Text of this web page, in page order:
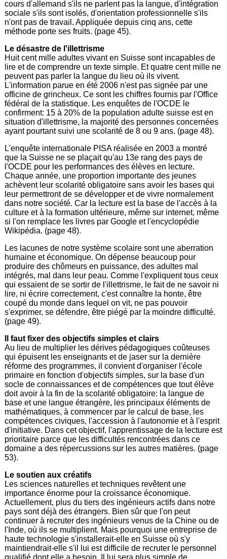
cours d'allemand s'ils ne parlent pas la langue, d'intégration
sociale s'ils sont isolés, d'orientation professionnelle s'ils
n'ont pas de travail. Appliquée depuis cinq ans, cette
méthode porte ses fruits. (page 45).
Le désastre de l'illettrisme
Huit cent mille adultes vivant en Suisse sont incapables de
lire et de comprendre un texte simple. Et quatre cent mille ne
peuvent pas parler la langue du lieu où ils vivent.
L'information parue en été 2006 n'est pas signée par une
officine de grincheux. Ce sont les chiffres fournis par l'Office
fédéral de la statistique. Les enquêtes de l'OCDE le
confirment: 15 à 20% de la population adulte suisse est en
situation d'illettrisme, la majorité des personnes concernées
ayant pourtant suivi une scolarité de 8 ou 9 ans. (page 48).
L'enquête internationale PISA réalisée en 2003 a montré
que la Suisse ne se plaçait qu'au 13e rang des pays de
l'OCDE pour les performances des élèves en lecture.
Chaque année, une proportion importante des jeunes
achèvent leur scolarité obligatoire sans avoir les bases qui
leur permettront de se développer et de vivre normalement
dans notre société. Car la lecture est la base de l'accès à la
culture et à la formation ultérieure, même sur internet, même
si l'on remplace les livres par Google et l'encyclopédie
Wikipédia. (page 48).
Les lacunes de notre système scolaire sont une aberration
humaine et économique. On dépense beaucoup pour
produire des chômeurs en puissance, des adultes mal
intégrés, mal dans leur peau. Comme l'expliquent tous ceux
qui essaient de se sortir de l'illettrisme, le fait de ne savoir ni
lire, ni écrire correctement, c'est connaître la honte, être
coupé du monde dans lequel on vit, ne pas pouvoir
s'exprimer, se défendre, être piégé par la moindre difficulté.
(page 49).
Il faut fixer des objectifs simples et clairs
Au lieu de multiplier les dérives pédagogiques coûteuses
qui épuisent les enseignants et de jaser sur la dernière
réforme des programmes, il convient d'organiser l'école
primaire en fonction d'objectifs simples, sur la base d'un
socle de connaissances et de compétences que tout élève
doit avoir à la fin de la scolarité obligatoire: la langue de
base et une langue étrangère, les principaux éléments de
mathématiques, à commencer par le calcul de base, les
compétences civiques, l'accession à l'autonomie et à l'esprit
d'initiative. Dans cet objectif, l'apprentissage de la lecture est
prioritaire parce que les difficultés rencontrées dans ce
domaine a des répercussions sur les autres matières. (page
53).
Le soutien aux créatifs
Les sciences naturelles et techniques revêtent une
importance énorme pour la croissance économique.
Actuellement, plus du tiers des ingénieurs actifs dans notre
pays sont déjà des étrangers. Bien sûr que l'on peut
continuer à recruter des ingénieurs venus de la Chine ou de
l'Inde, où ils se multiplient. Mais pourquoi une entreprise de
haute technologie s'installerait-elle en Suisse où s'y
maintiendrait-elle s'il lui est difficile de recruter le personnel